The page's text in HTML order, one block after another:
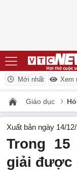
Mới nhất Xem
Giáo dục
Xuất bản ngày 14/
Trong
giải được